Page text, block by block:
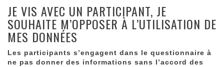
JE VIS AVEC UN PARTICIPANT, JE
SOUHAITE M’OPPOSER À L’UTILISATION DE
MES DONNÉES
Les participants s’engagent dans le questionnaire à
ne pas donner des informations sans l’accord des